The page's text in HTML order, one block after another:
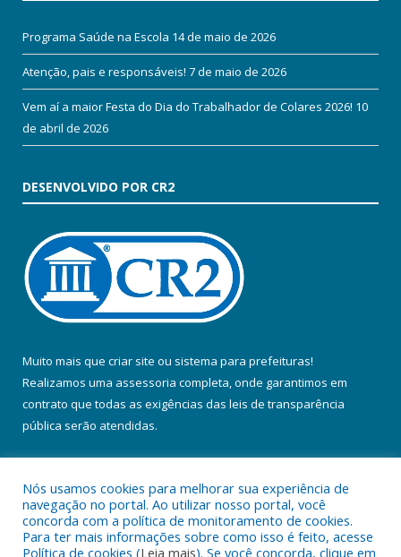
Programa Saúde na Escola 14 de maio de 2026
Atenção, pais e responsáveis! 7 de maio de 2026
Vem aí a maior Festa do Dia do Trabalhador de Colares 2026! 10
de abril de 2026
DESENVOLVIDO POR CR2
Muito mais que criar site ou sistema para prefeituras!
Realizamos uma assessoria completa, onde garantimos em
contrato que todas as exigências das leis de transparência
pública serão atendidas.
Nós usamos cookies para melhorar sua experiência de
navegação no portal. Ao utilizar nosso portal, você
concorda com a política de monitoramento de cookies.
Para ter mais informações sobre como isso é feito, acesse
Política de cookies (Leia mais). Se você concorda, clique em